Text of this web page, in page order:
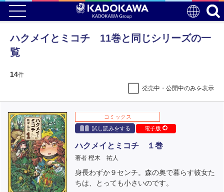
ハクメイとミコチ 11巻と同じシリーズの一
覧
14件
発売中・公開中のみを表示
コミックス
試し読みをする
電子版
ハクメイとミコチ １巻
著者 樫木 祐人
身長わずか９センチ。森の奥で暮らす彼女た
ちは、とっても小さいのです。